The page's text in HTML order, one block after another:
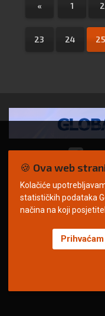
« 1 2
23 24 25
Uvjeti korištenja
🍪 Ova web
Kolačiće
statističkih podataka
načina na koji